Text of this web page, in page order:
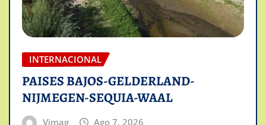
INTERNACIONAL
PAISES BAJOS-GELDERLAND-
NIJMEGEN-SEQUIA-WAAL
Vimag Ago 7, 2026